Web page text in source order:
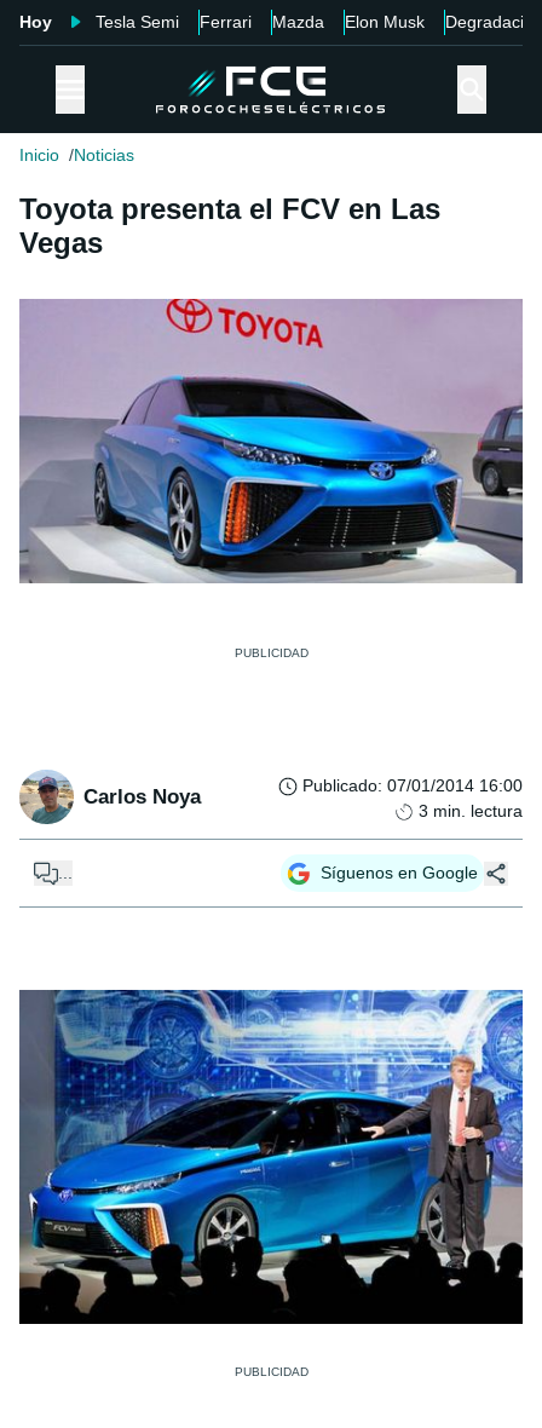
Hoy Tesla Semi Ferrari Mazda Elon Musk Degradación
Inicio Noticias
Toyota presenta el FCV en Las
Vegas
Carlos Noya Publicado: 07/01/2014 16:00
3 min. lectura
Síguenos en Google